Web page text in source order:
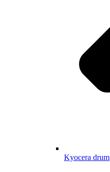
Kyocera drum